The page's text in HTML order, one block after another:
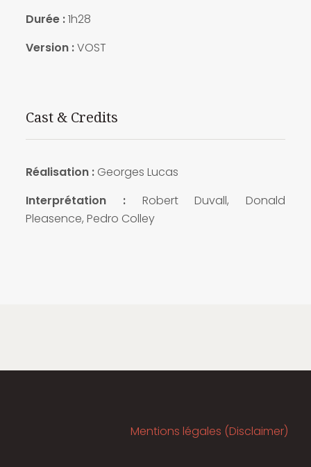
Durée :1h28
Version :VOST
Cast & Credits
Réalisation :Georges Lucas
Interprétation :Robert Duvall, Donald
Pleasence, Pedro Colley
Mentions légales (Disclaimer)